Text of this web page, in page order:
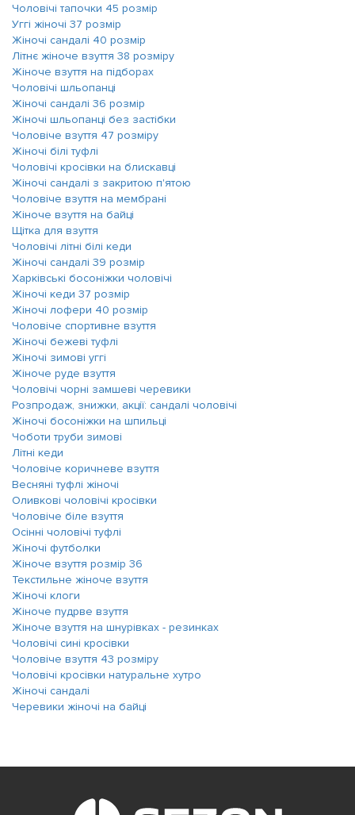
Чоловічі тапочки 45 розмір
Уггі жіночі 37 розмір
Жіночі сандалі 40 розмір
Літнє жіноче взуття 38 розміру
Жіноче взуття на підборах
Чоловічі шльопанці
Жіночі сандалі 36 розмір
Жіночі шльопанці без застібки
Чоловіче взуття 47 розміру
Жіночі білі туфлі
Чоловічі кросівки на блискавці
Жіночі сандалі з закритою п'ятою
Чоловіче взуття на мембрані
Жіноче взуття на байці
Щітка для взуття
Чоловічі літні білі кеди
Жіночі сандалі 39 розмір
Харківські босоніжки чоловічі
Жіночі кеди 37 розмір
Жіночі лофери 40 розмір
Чоловіче спортивне взуття
Жіночі бежеві туфлі
Жіночі зимові уггі
Жіноче руде взуття
Чоловічі чорні замшеві черевики
Розпродаж, знижки, акції: сандалі чоловічі
Жіночі босоніжки на шпильці
Чоботи труби зимові
Літні кеди
Чоловіче коричневе взуття
Весняні туфлі жіночі
Оливкові чоловічі кросівки
Чоловіче біле взуття
Осінні чоловічі туфлі
Жіночі футболки
Жіноче взуття розмір 36
Текстильне жіноче взуття
Жіночі клоги
Жіноче пудрве взуття
Жіноче взуття на шнурівках - резинках
Чоловічі сині кросівки
Чоловіче взуття 43 розміру
Чоловічі кросівки натуральне хутро
Жіночі сандалі
Черевики жіночі на байці